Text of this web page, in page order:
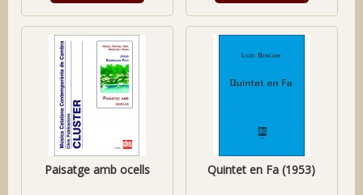
Paisatge amb ocells Quintet en Fa (1953)